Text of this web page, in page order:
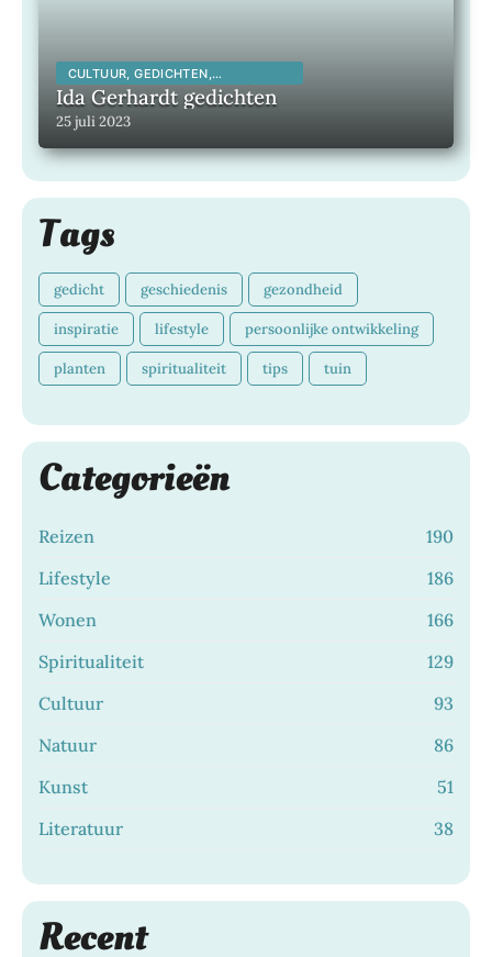
CULTUUR, GEDICHTEN,
INSPIRERENDE KUNSTENAARS,
INSPIRERENDE MENSEN,
LITERATUUR, MAATSCHAPPELIJK,
Ida Gerhardt gedichten
25 juli 2023
Tags
gedicht geschiedenis gezondheid
inspiratie lifestyle persoonlijke ontwikkeling
planten spiritualiteit tips tuin
Categorieën
Reizen
190
Lifestyle
186
Wonen
166
Spiritualiteit
129
Cultuur
93
Natuur
86
Kunst
51
Literatuur
38
Recent
de juiste shampoo
Dagje Rotterdam: zo beleef je de stad